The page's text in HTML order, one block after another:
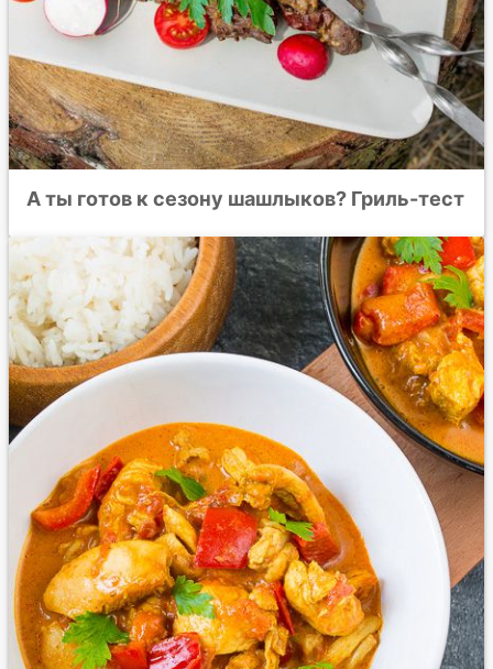
А ты готов к сезону шашлыков? Гриль-тест